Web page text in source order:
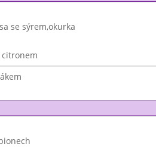
se sýrem,okurka
citronem